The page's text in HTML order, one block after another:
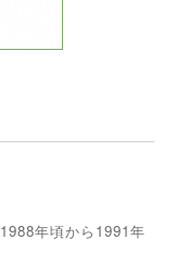
1988年頃から 1991 年